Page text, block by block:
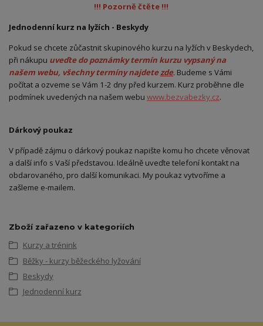
!!! Pozorně čtěte !!!
Jednodenní kurz na lyžích - Beskydy
Pokud se chcete zůčastnit skupinového kurzu na lyžích v Beskydech,
při nákupu uveďte do poznámky termín kurzu vypsaný na
našem webu, všechny termíny najdetezde. Budeme s Vámi
počítat a ozveme se Vám 1-2 dny před kurzem. Kurz proběhne dle
podmínek uvedených na našem webu www.bezvabezky.cz.
Dárkový poukaz
V případě zájmu o dárkový poukaz napište komu ho chcete věnovat
a další info s Vaší představou. Ideálně uveďte telefoní kontakt na
obdarovaného, pro další komunikaci. My poukaz vytvoříme a
zašleme e-mailem.
Zboží zařazeno v kategoriích
Kurzy a trénink
Běžky - kurzy běžeckého lyžování
Beskydy
Jednodenní kurz